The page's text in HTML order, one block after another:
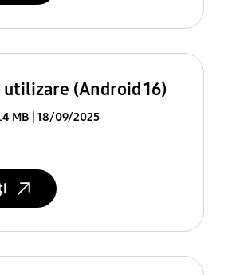
utilizare (Android 16)
MB 18/09/2025